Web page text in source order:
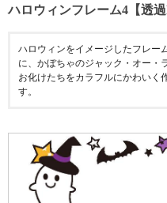
ハロウィンフレーム4【透過
ハロウィンをイメージしたフレー
に、かぼちゃのジャック・オー・
お化けたちをカラフルにかわいく
す。